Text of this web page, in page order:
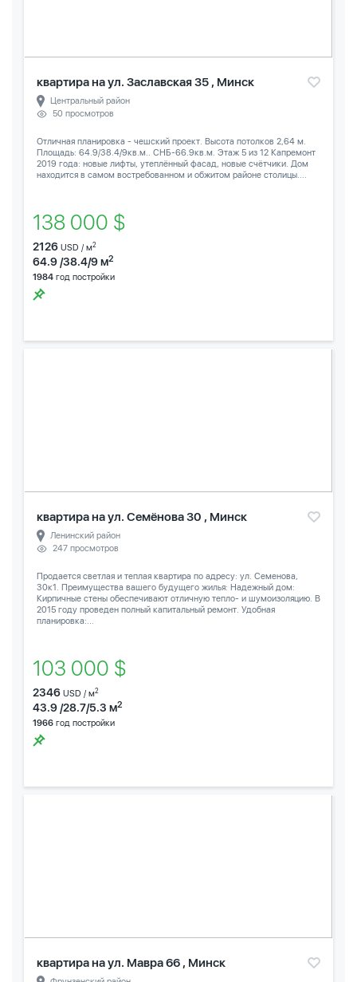
квартира на ул. Заславская 35 , Минск
Центральный район
50 просмотров
Отличная планировка - чешский проект. Высота потолков 2,64 м.
Площадь: 64.9/38.4/9кв.м.. СНБ-66.9кв.м. Этаж 5 из 12 Капремонт
2019 года: новые лифты, утеплённый фасад, новые счётчики. Дом
находится в самом востребованном и обжитом районе столицы....
138 000 $
2126 USD / м2
64.9 /38.4/9 м2
1984 год постройки
квартира на ул. Семёнова 30 , Минск
Ленинский район
247 просмотров
Продается светлая и теплая квартира по адресу: ул. Семенова,
30к1. Преимущества вашего будущего жилья: Надежный дом:
Кирпичные стены обеспечивают отличную тепло- и шумоизоляцию. В
2015 году проведен полный капитальный ремонт. Удобная
планировка:...
103 000 $
2346 USD / м2
43.9 /28.7/5.3 м2
1966 год постройки
квартира на ул. Мавра 66 , Минск